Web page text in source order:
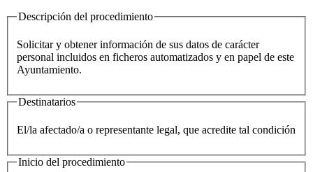
Descripción del procedimiento
Solicitar y obtener información de sus datos de carácter
personal incluidos en ficheros automatizados y en papel de este
Ayuntamiento.
Destinatarios
El/la afectado/a o representante legal, que acredite tal condición
Inicio del procedimiento